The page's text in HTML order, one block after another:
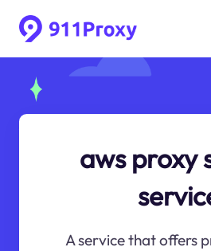
aws proxy
A service that offers